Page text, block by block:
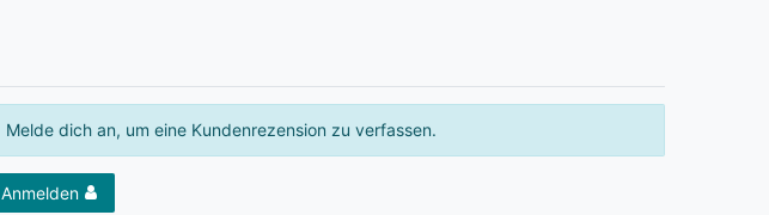
Melde dich an, um eine Kundenrezension zu verfassen.
Anmelden